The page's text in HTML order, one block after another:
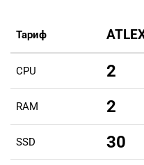
Тариф
CPU 2
RAM 2
SSD 30